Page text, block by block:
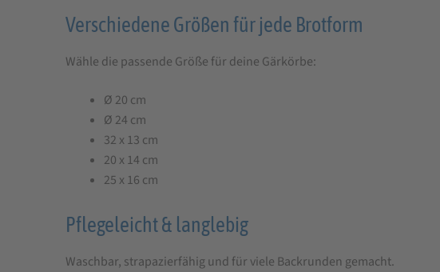
Verschiedene Größen für jede Brotform
Wähle die passende Größe für deine Gärkörbe:
Ø 20 cm
Ø 24 cm
32 x 13 cm
20 x 14 cm
25 x 16 cm
Pflegeleicht & langlebig
Waschbar, strapazierfähig und für viele Backrunden gemacht.